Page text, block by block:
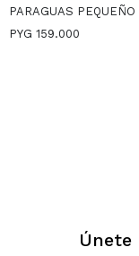
PARAGUAS PEQUEÑO
NEGRO
PYG 159.000